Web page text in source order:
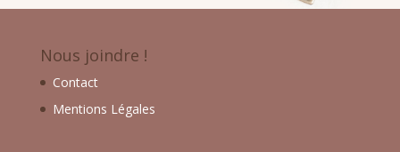
Nous joindre !
Contact
Mentions Légales